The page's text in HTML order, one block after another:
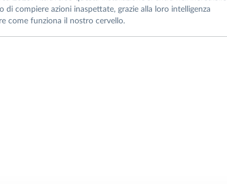
compiere azioni inaspettate, grazie alla loro intelligenza
come funziona il nostro cervello.